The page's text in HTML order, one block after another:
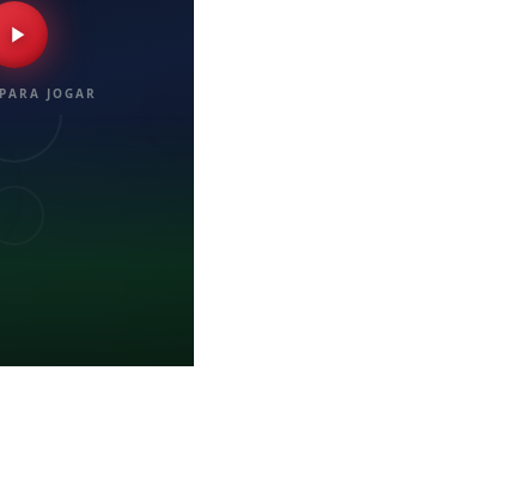
JOGAR